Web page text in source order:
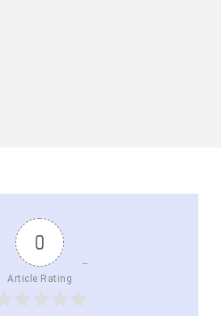
0
Article Rating